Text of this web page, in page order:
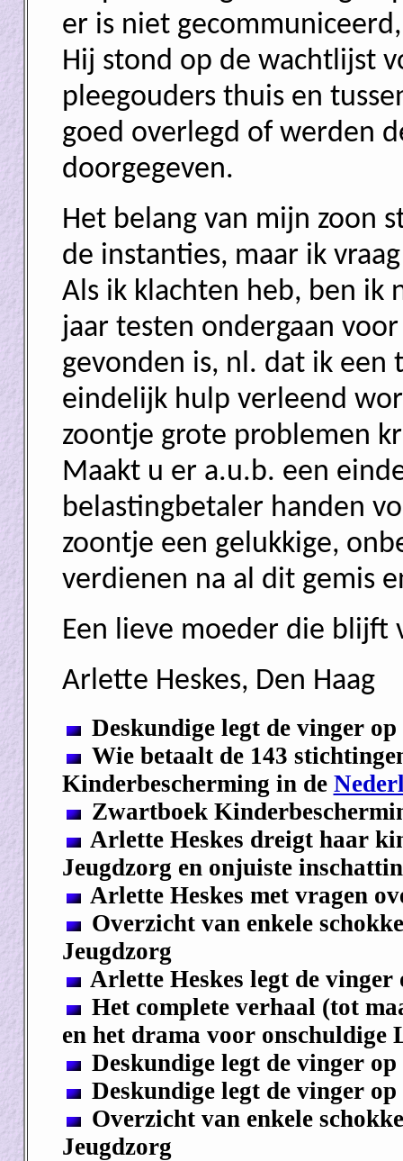
er is niet
Hij stond op de wachtlijst
pleegouders thuis en
goed overlegd of werden
doorgegeven.
Het belang van mijn zoon
de instanties, maar ik
Als ik klachten heb, ben ik
jaar testen ondergaan
gevonden is, nl. dat ik een
eindelijk hulp verleend
zoontje grote problemen
Maakt u er a.u.b. een
belastingbetaler handen
zoontje een gelukkige,
verdienen na al dit gemis
Een lieve moeder die blijft
Arlette Heskes, Den Haag
Deskundige legt de vinger
Wie betaalt de 143
Kinderbescherming in de
Zwartboek
Arlette Heskes dreigt haar
Jeugdzorg en onjuiste
Arlette Heskes met vragen
Overzicht van enkele
Jeugdzorg
Arlette Heskes legt de
Het complete verhaal (tot
en het drama voor onschuldige
Deskundige legt de vinger
Deskundige legt de vinger
Overzicht van enkele
Jeugdzorg